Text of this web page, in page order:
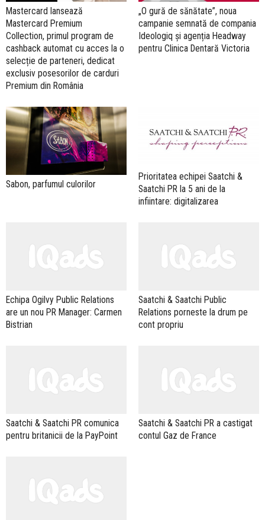
Mastercard lansează
Mastercard Premium
Collection, primul program de
cashback automat cu acces la o
selecție de parteneri, dedicat
exclusiv posesorilor de carduri
Premium din România
„O gură de sănătate”, noua
campanie semnată de compania
Ideologiq și agenția Headway
pentru Clinica Dentară Victoria
Sabon, parfumul culorilor
Prioritatea echipei Saatchi &
Saatchi PR la 5 ani de la
infiintare: digitalizarea
Echipa Ogilvy Public Relations
are un nou PR Manager: Carmen
Bistrian
Saatchi & Saatchi Public
Relations porneste la drum pe
cont propriu
Saatchi & Saatchi PR comunica
pentru britanicii de la PayPoint
Saatchi & Saatchi PR a castigat
contul Gaz de France